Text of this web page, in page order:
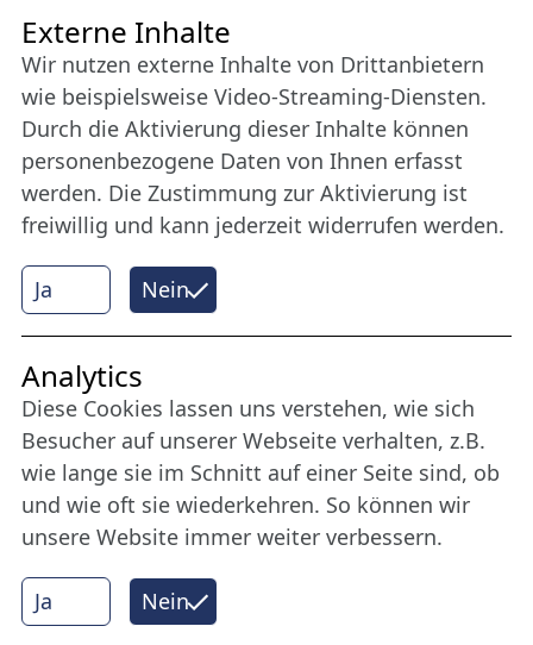
Freundes­kreis
Bleiben Sie uns das ganze Jahr über verbunden:
Werden Sie Freund der Nordischen Filmtage
Lübeck.
Mehr erfahren
Internet Partner
© 2026 Nordische Filmtage Lübeck
Ja Nein
Externe Inhalte
Wir nutzen externe Inhalte von Drittanbietern
wie beispielsweise Video-Streaming-Diensten.
Durch die Aktivierung dieser Inhalte können
personenbezogene Daten von Ihnen erfasst
werden. Die Zustimmung zur Aktivierung ist
freiwillig und kann jederzeit widerrufen werden.
Ja Nein
Analytics
Diese Cookies lassen uns verstehen, wie sich
Besucher auf unserer Webseite verhalten, z.B.
wie lange sie im Schnitt auf einer Seite sind, ob
und wie oft sie wiederkehren. So können wir
unsere Website immer weiter verbessern.